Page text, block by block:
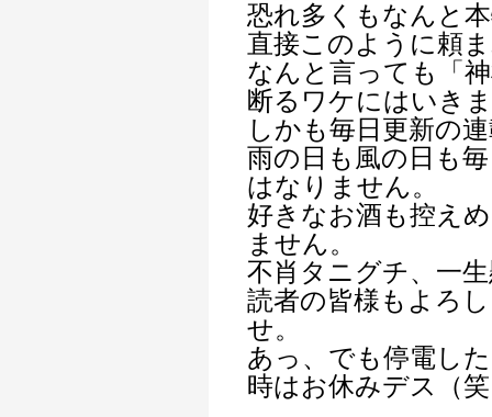
恐れ多くもなんと
直接このように頼
なんと言っても「
断るワケにはいき
しかも毎日更新の
雨の日も風の日も
はなりません。
好きなお酒も控え
ません。
不肖タニグチ、一
読者の皆様もよろ
せ。
あっ、でも停電し
時はお休みデス（